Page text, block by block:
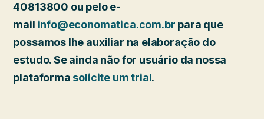
40813800 ou pelo e-
mail info@economatica.com.br para que
possamos lhe auxiliar na elaboração do
estudo. Se ainda não for usuário da nossa
plataformasolicite um trial.